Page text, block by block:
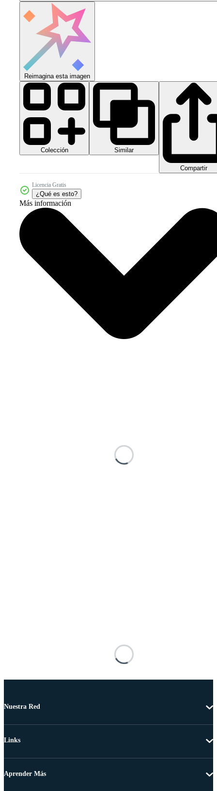
Reimagina esta imagen
Colección Similar
Compartir
Licencia Gratis
¿Qué es esto?
Más información
Nuestra Red
Links
Aprender Más